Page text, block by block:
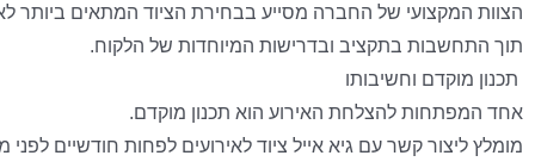
הצוות המקצועי של החברה מסייע בבחירת הציוד המתאים ביותר
תוך התחשבות בתקציב ובדרישות המיוחדות של הלקוח.
תכנון מוקדם וחשיבותו
אחד המפתחות להצלחת האירוע הוא תכנון מוקדם.
מומלץ ליצור קשר עם גיא אייל ציוד לאירועים לפחות חודשיים לפני